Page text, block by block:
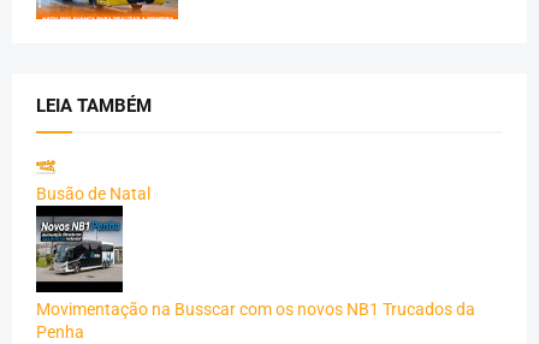
LEIA TAMBÉM
Busão de Natal
Movimentação na Busscar com os novos NB1 Trucados da
Penha